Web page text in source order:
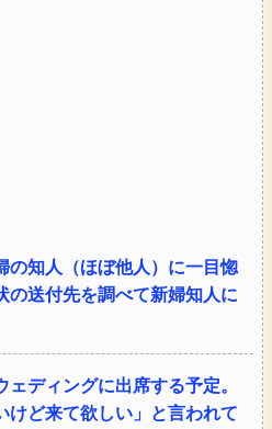
の知人（ほぼ他人）に一目惚
の送付先を調べて新婦知人に
ディングに出席する予定。
けど来て欲しい」と言われて